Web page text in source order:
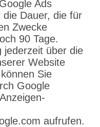
Ads
Dauer, die für
Zwecke
90 Tage.
jederzeit über die
Website
Sie
Google
aufrufen.